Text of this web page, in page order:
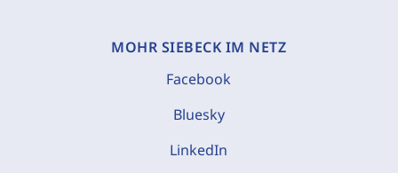
MOHR SIEBECK IM NETZ
Facebook
Bluesky
LinkedIn